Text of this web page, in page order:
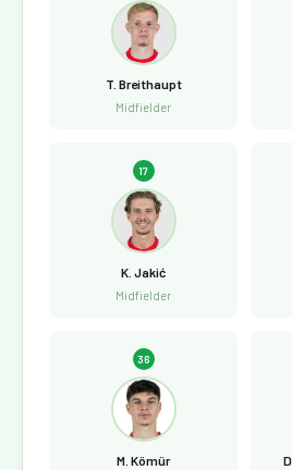
T. Breithaupt
Midfielder
17
K. Jakić
Midfielder
36
M. Kömür